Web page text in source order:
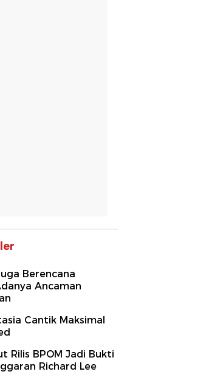
Berencana
Ancaman
Cantik Maksimal
Rilis BPOM Jadi Bukti
Richard Lee